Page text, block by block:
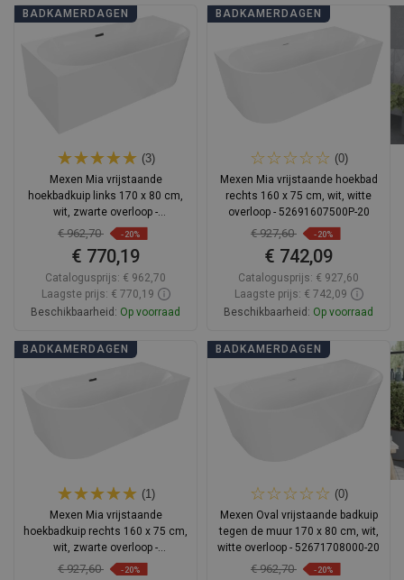
In winkelwagen In winkelwagen
BADKAMERDAGEN
(3)
Mexen Mia vrijstaande
hoekbadkuip links 170 x 80 cm,
wit, zwarte overloop -
52691708000L-70
€ 962,70 -20%
€ 770,19
Catalogusprijs: € 962,70
Laagste prijs: € 770,19
Beschikbaarheid: Op voorraad
In winkelwagen
BADKAMERDAGEN
(0)
Mexen Mia vrijstaande hoekbad
rechts 160 x 75 cm, wit, witte
overloop - 52691607500P-20
€ 927,60 -20%
€ 742,09
Catalogusprijs: € 927,60
Laagste prijs: € 742,09
Beschikbaarheid: Op voorraad
In winkelwagen
BADKAMERDAGEN
(1)
Mexen Mia vrijstaande
hoekbadkuip rechts 160 x 75 cm,
wit, zwarte overloop -
52691607500P-70
€ 927,60 -20%
BADKAMERDAGEN
(0)
Mexen Oval vrijstaande badkuip
tegen de muur 170 x 80 cm, wit,
witte overloop - 52671708000-20
€ 962,70 -20%